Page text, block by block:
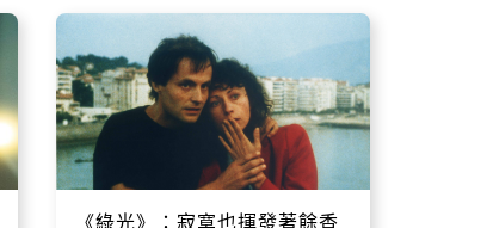
《綠光》：寂寞也揮發著餘香